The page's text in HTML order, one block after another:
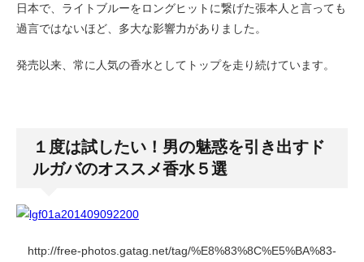
日本で、ライトブルーをロングヒットに繋げた張本人と言っても
過言ではないほど、多大な影響力がありました。
発売以来、常に人気の香水としてトップを走り続けています。
１度は試したい！男の魅惑を引き出すド
ルガバのオススメ香水５選
http://free-photos.gatag.net/tag/%E8%83%8C%E5%BA%83-